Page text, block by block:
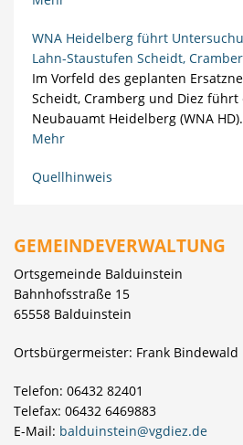
WNA Heidelberg führt
Lahn-Staustufen Scheidt,
Im Vorfeld des geplanten
Scheidt, Cramberg und Diez führt
Neubauamt Heidelberg (WNA
Mehr
Quellhinweis
GEMEINDEVERWALTUNG
Ortsgemeinde Balduinstein
Bahnhofsstraße 15
65558 Balduinstein
Ortsbürgermeister: Frank Bindewald
Telefon: 06432 82401
Telefax: 06432 6469883
E-Mail: balduinstein@vgdiez.de